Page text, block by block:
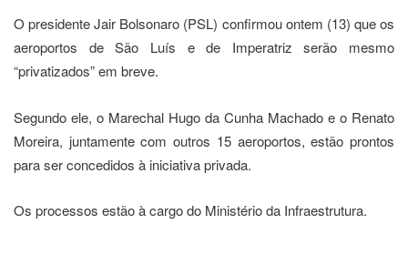
O presidente Jair Bolsonaro (PSL) confirmou ontem (13) que os
aeroportos de São Luís e de Imperatriz serão mesmo
“privatizados” em breve.
Segundo ele, o Marechal Hugo da Cunha Machado e o Renato
Moreira, juntamente com outros 15 aeroportos, estão prontos
para ser concedidos à iniciativa privada.
Os processos estão à cargo do Ministério da Infraestrutura.